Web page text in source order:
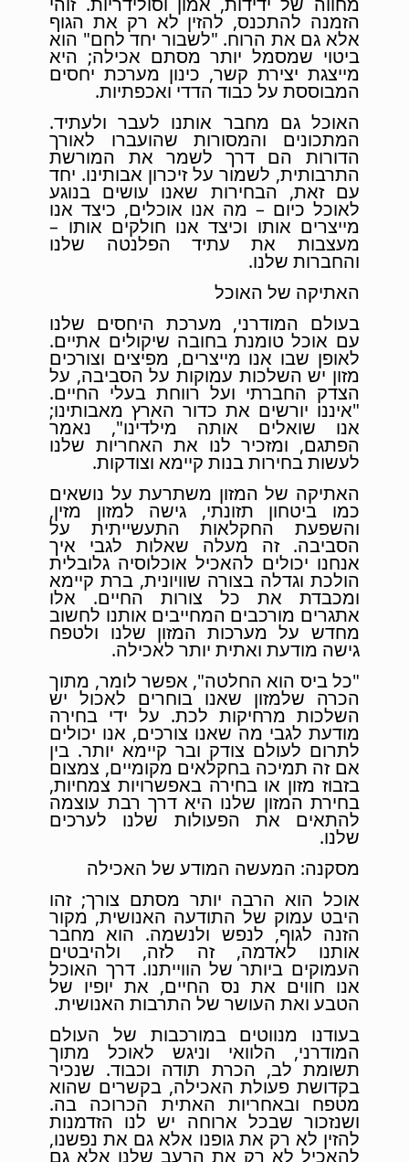
הזמנה להתכנס, להזין לא רק את הגוף
אלא גם את הרוח. "לשבור יחד לחם" הוא
ביטוי שמסמל יותר מסתם אכילה; היא
מייצגת יצירת קשר, כינון מערכת יחסים
המבוססת על כבוד הדדי ואכפתיות.
האוכל גם מחבר אותנו לעבר ולעתיד.
המתכונים והמסורות שהועברו לאורך
הדורות הם דרך לשמר את המורשת
התרבותית, לשמור על זיכרון אבותינו. יחד
עם זאת, הבחירות שאנו עושים בנוגע
לאוכל כיום – מה אנו אוכלים, כיצד אנו
מייצרים אותו וכיצד אנו חולקים אותו –
מעצבות את עתיד הפלנטה שלנו
והחברות שלנו.
האתיקה של האוכל
בעולם המודרני, מערכת היחסים שלנו
עם אוכל טומנת בחובה שיקולים אתיים.
לאופן שבו אנו מייצרים, מפיצים וצורכים
מזון יש השלכות עמוקות על הסביבה, על
הצדק החברתי ועל רווחת בעלי החיים.
"איננו יורשים את כדור הארץ מאבותינו;
אנו שואלים אותה מילדינו", נאמר
הפתגם, ומזכיר לנו את האחריות שלנו
לעשות בחירות בנות קיימא וצודקות.
האתיקה של המזון משתרעת על נושאים
כמו ביטחון תזונתי, גישה למזון מזין,
והשפעת החקלאות התעשייתית על
הסביבה. זה מעלה שאלות לגבי איך
אנחנו יכולים להאכיל אוכלוסיה גלובלית
הולכת וגדלה בצורה שוויונית, ברת קיימא
ומכבדת את כל צורות החיים. אלו
אתגרים מורכבים המחייבים אותנו לחשוב
מחדש על מערכות המזון שלנו ולטפח
גישה מודעת ואתית יותר לאכילה.
"כל ביס הוא החלטה", אפשר לומר, מתוך
הכרה שלמזון שאנו בוחרים לאכול יש
השלכות מרחיקות לכת. על ידי בחירה
מודעת לגבי מה שאנו צורכים, אנו יכולים
לתרום לעולם צודק ובר קיימא יותר. בין
אם זה תמיכה בחקלאים מקומיים, צמצום
בזבוז מזון או בחירה באפשרויות צמחיות,
בחירת המזון שלנו היא דרך רבת עוצמה
להתאים את הפעולות שלנו לערכים
שלנו.
מסקנה: המעשה המודע של האכילה
אוכל הוא הרבה יותר מסתם צורך; זהו
היבט עמוק של התודעה האנושית, מקור
הזנה לגוף, לנפש ולנשמה. הוא מחבר
אותנו לאדמה, זה לזה, ולהיבטים
העמוקים ביותר של הווייתנו. דרך האוכל
אנו חווים את נס החיים, את יופיו של
הטבע ואת העושר של התרבות האנושית.
בעודנו מנווטים במורכבות של העולם
המודרני, הלוואי וניגש לאוכל מתוך
תשומת לב, הכרת תודה וכבוד. שנכיר
בקדושת פעולת האכילה, בקשרים שהוא
מטפח ובאחריות האתית הכרוכה בה.
ושנזכור שבכל ארוחה יש לנו הזדמנות
להזין לא רק את גופנו אלא גם את נפשנו,
להאכיל לא רק את הרעב שלנו אלא גם